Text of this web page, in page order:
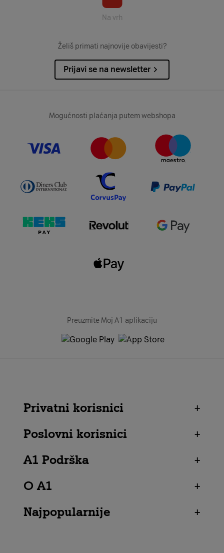
Na vrh
Želiš primati najnovije obavijesti?
Prijavi se na newsletter
Mogućnosti plaćanja putem webshopa
Preuzmite Moj A1 aplikaciju
Privatni korisnici
+
Poslovni korisnici
+
A1 Podrška
+
O A1
+
Najpopularnije
+